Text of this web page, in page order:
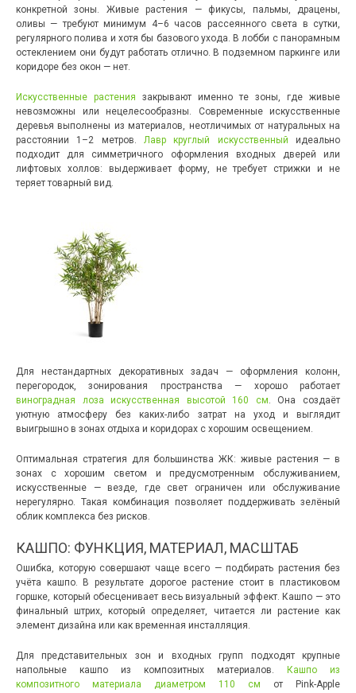
конкретной зоны. Живые растения — фикусы, пальмы, драцены,
оливы — требуют минимум 4–6 часов рассеянного света в сутки,
регулярного полива и хотя бы базового ухода. В лобби с панорамным
остеклением они будут работать отлично. В подземном паркинге или
коридоре без окон — нет.
Искусственные растения закрывают именно те зоны, где живые
невозможны или нецелесообразны. Современные искусственные
деревья выполнены из материалов, неотличимых от натуральных на
расстоянии 1–2 метров. Лавр круглый искусственный идеально
подходит для симметричного оформления входных дверей или
лифтовых холлов: выдерживает форму, не требует стрижки и не
теряет товарный вид.
Для нестандартных декоративных задач — оформления колонн,
перегородок, зонирования пространства — хорошо работает
виноградная лоза искусственная высотой 160 см. Она создаёт
уютную атмосферу без каких-либо затрат на уход и выглядит
выигрышно в зонах отдыха и коридорах с хорошим освещением.
Оптимальная стратегия для большинства ЖК: живые растения — в
зонах с хорошим светом и предусмотренным обслуживанием,
искусственные — везде, где свет ограничен или обслуживание
нерегулярно. Такая комбинация позволяет поддерживать зелёный
облик комплекса без рисков.
КАШПО: ФУНКЦИЯ, МАТЕРИАЛ, МАСШТАБ
Ошибка, которую совершают чаще всего — подбирать растения без
учёта кашпо. В результате дорогое растение стоит в пластиковом
горшке, который обесценивает весь визуальный эффект. Кашпо — это
финальный штрих, который определяет, читается ли растение как
элемент дизайна или как временная инсталляция.
Для представительных зон и входных групп подходят крупные
напольные кашпо из композитных материалов. Кашпо из
композитного материала диаметром 110 см от Pink-Apple